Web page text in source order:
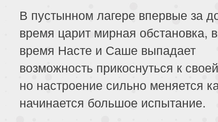
В пустынном лагере впервые за
время царит мирная обстановка,
время Насте и Саше выпадает
возможность прикоснуться к
но настроение сильно меняется
начинается большое испытание.